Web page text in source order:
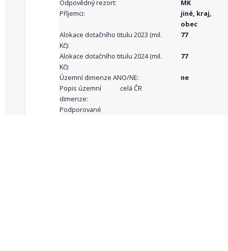
Odpovědný rezort:
MK
Příjemci:
jiné, kraj,
obec
Alokace dotačního titulu 2023 (mil.
Kč):
77
Alokace dotačního titulu 2024 (mil.
Kč):
77
Územní dimenze ANO/NE:
ne
Popis územní
dimenze:
celá ČR
Podporované